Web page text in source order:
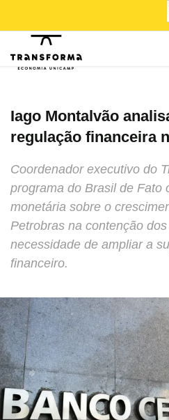
Iago Montalvão
regulação financeira
Coordenador executivo do
programa do Brasil de Fato
monetária sobre o
Petrobras na contenção
necessidade de ampliar a
financeiro.